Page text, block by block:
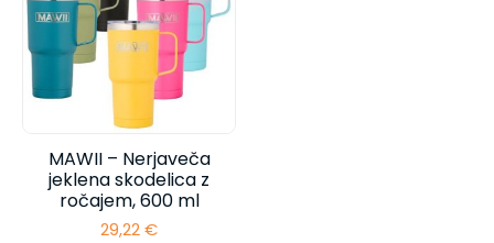
MAWII – Nerjaveča
jeklena skodelica z
ročajem, 600 ml
29,22€